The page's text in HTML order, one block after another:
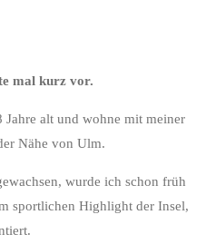
mal kurz vor.
alt und wohne mit meiner
Nähe von Ulm.
wurde ich schon früh
sportlichen Highlight der Insel,